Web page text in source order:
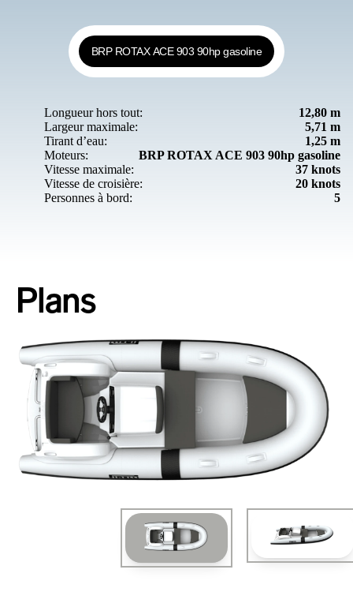
BRP ROTAX ACE 903 90hp gasoline
Longueur hors tout:
12,80 m
Largeur maximale:
5,71 m
Tirant d’eau:
1,25 m
Moteurs:
BRP ROTAX ACE 903 90hp gasoline
Vitesse maximale:
37 knots
Vitesse de croisière:
20 knots
Personnes à bord:
5
Plans